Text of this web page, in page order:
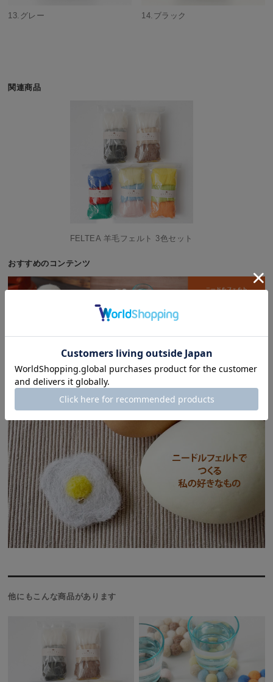
13.グレー 14.ブラック
関連商品
FELTEA 羊毛フェルト 3色セット
おすすめのコンテンツ
他にもこんな商品があります